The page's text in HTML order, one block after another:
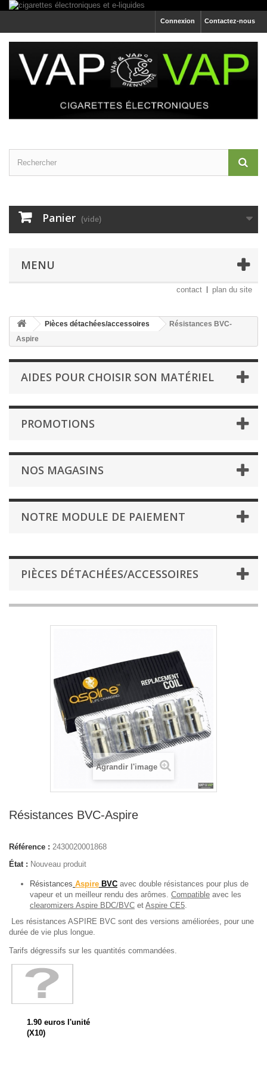
Contactez-nous
Connexion
Panier (vide)
MENU
contact plan du site
Pièces détachées/accessoires
Résistances BVC-
Aspire
AIDES POUR CHOISIR SON MATÉRIEL
PROMOTIONS
NOS MAGASINS
NOTRE MODULE DE PAIEMENT
PIÈCES DÉTACHÉES/ACCESSOIRES
Agrandir l'image
Résistances BVC-Aspire
Référence : 2430020001868
État : Nouveau produit
Résistances Aspire BVC avec double résistances pour plus de
vapeur et un meilleur rendu des arômes. Compatible avec les
clearomizers Aspire BDC/BVC et Aspire CE5.
Les résistances ASPIRE BVC sont des versions améliorées, pour une
durée de vie plus longue.
Tarifs dégressifs sur les quantités commandées.
1.90 euros l'unité
(X10)